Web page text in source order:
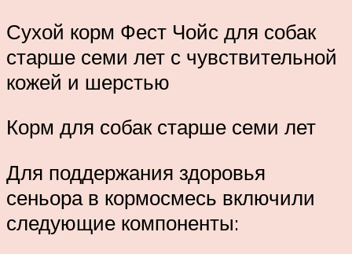
Сухой корм Фест Чойс для собак
старше семи лет с чувствительной
кожей и шерстью
Корм для собак старше семи лет
Для поддержания здоровья
сеньора в кормосмесь включили
следующие компоненты: